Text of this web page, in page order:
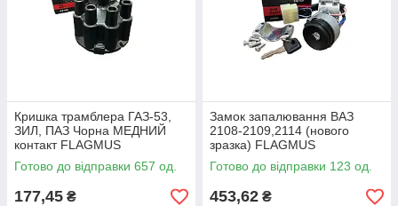
Кришка трамблера ГАЗ-53,
ЗИЛ, ПАЗ Чорна МЕДНИЙ
контакт FLAGMUS
Готово до відправки 657 од.
177,45 ₴
Замок запалювання ВАЗ
2108-2109,2114 (нового
зразка) FLAGMUS
Готово до відправки 123 од.
453,62 ₴